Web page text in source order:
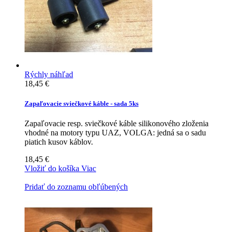
Rýchly náhľad
18,45 €
Zapaľovacie sviečkové káble - sada 5ks
Zapaľovacie resp. sviečkové káble silikonového zloženia
vhodné na motory typu UAZ, VOLGA: jedná sa o sadu
piatich kusov káblov.
18,45 €
Vložiť do košíka Viac
Pridať do zoznamu obľúbených